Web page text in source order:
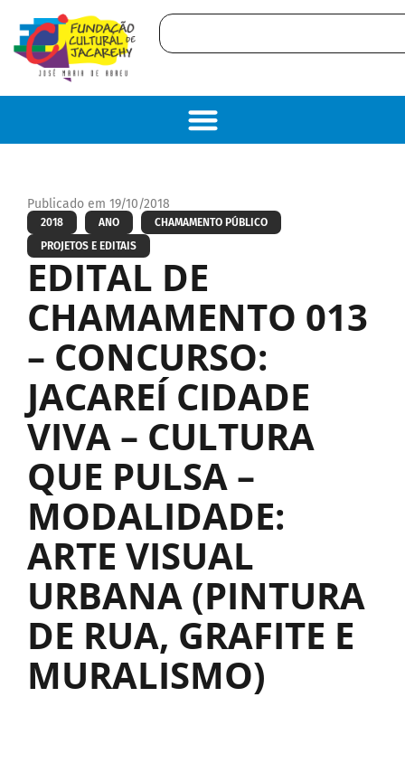
Publicado em 19/10/2018
2018 ANO
CHAMAMENTO PÚBLICO
PROJETOS E EDITAIS
EDITAL DE
CHAMAMENTO 013
– CONCURSO:
JACAREÍ CIDADE
VIVA – CULTURA
QUE PULSA –
MODALIDADE:
ARTE VISUAL
URBANA (PINTURA
DE RUA, GRAFITE E
MURALISMO)